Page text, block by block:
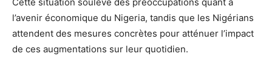
l’avenir économique du Nigeria, tandis que les Nigérians
attendent des mesures concrètes pour atténuer l’impact
de ces augmentations sur leur quotidien.